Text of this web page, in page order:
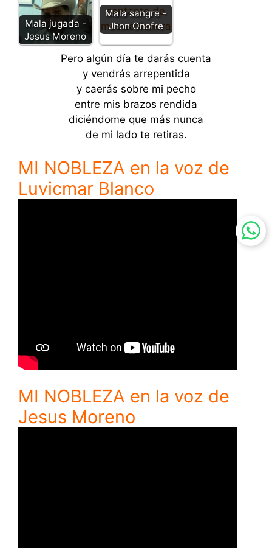
Mala jugada -
Jesus Moreno
Mala sangre -
Jhon Onofre
Pero algún día te darás cuenta
y vendrás arrepentida
y caerás sobre mi pecho
entre mis brazos rendida
diciéndome que más nunca
de mi lado te retiras.
MI NOBLEZA en la voz de
Luvicmar Blanco
MI NOBLEZA en la voz de
Jesus Moreno